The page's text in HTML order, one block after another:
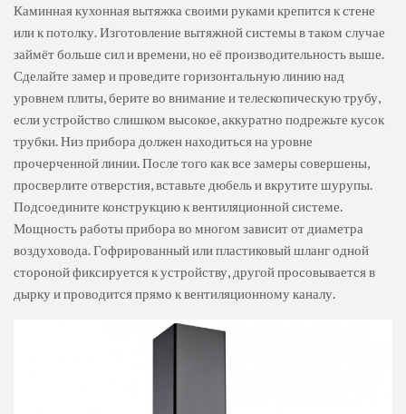
Каминная кухонная вытяжка своими руками крепится к стене
или к потолку. Изготовление вытяжной системы в таком случае
займёт больше сил и времени, но её производительность выше.
Сделайте замер и проведите горизонтальную линию над
уровнем плиты, берите во внимание и телескопическую трубу,
если устройство слишком высокое, аккуратно подрежьте кусок
трубки. Низ прибора должен находиться на уровне
прочерченной линии. После того как все замеры совершены,
просверлите отверстия, вставьте дюбель и вкрутите шурупы.
Подсоедините конструкцию к вентиляционной системе.
Мощность работы прибора во многом зависит от диаметра
воздуховода. Гофрированный или пластиковый шланг одной
стороной фиксируется к устройству, другой просовывается в
дырку и проводится прямо к вентиляционному каналу.